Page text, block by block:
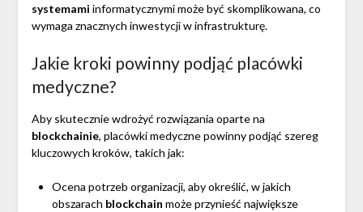
systemami informatycznymi może być skomplikowana, co
wymaga znacznych inwestycji w infrastrukturę.
Jakie kroki powinny podjąć placówki
medyczne?
Aby skutecznie wdrożyć rozwiązania oparte na
blockchainie, placówki medyczne powinny podjąć szereg
kluczowych kroków, takich jak:
Ocena potrzeb organizacji, aby określić, w jakich
obszarach blockchain może przynieść największe